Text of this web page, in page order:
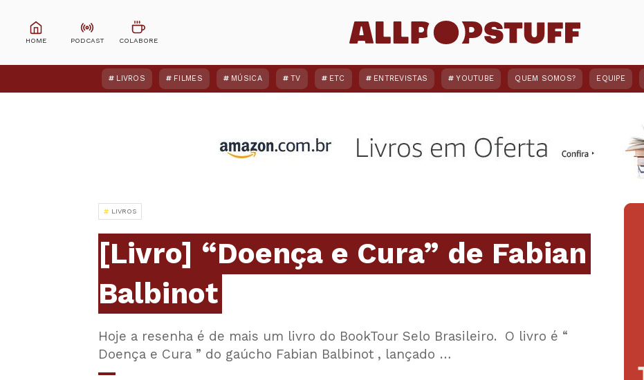
LIVROS FILMES MÚSICA TV ETC ENTREVISTAS YOUTUBE QUEM SOMOS? EQUIPE
LIVROS
[Livro] “Doença e Cura” de Fabian
Balbinot
Hoje a resenha é de mais um livro do BookTour Selo Brasileiro. O livro é “
Doença e Cura ” do gaúcho Fabian Balbinot , lançado …